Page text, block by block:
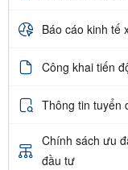
Báo cáo kinh tế
Công khai tiến
Thông tin tuyển
Chính sách ưu
đầu tư